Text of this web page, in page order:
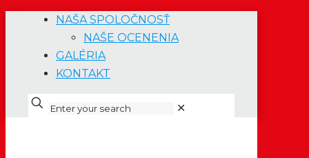
NAŠA SPOLOČNOSŤ
NAŠE OCENENIA
GALÉRIA
KONTAKT
✕